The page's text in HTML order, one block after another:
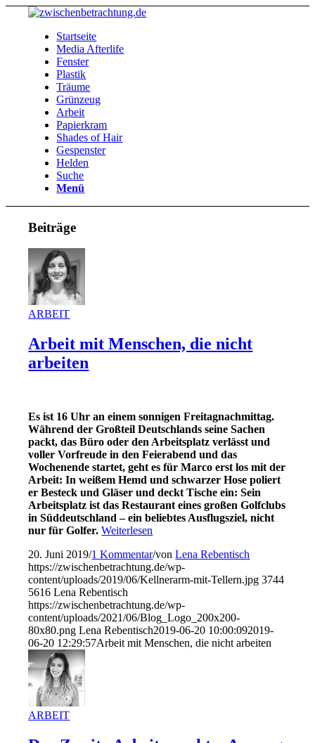
Startseite
Media Afterlife
Fenster
Plastik
Träume
Grünzeug
Arbeit
Papierkram
Shades of Hair
Gespenster
Helden
Suche
Menü
Beiträge
ARBEIT
Arbeit mit Menschen, die nicht
arbeiten
Es ist 16 Uhr an einem sonnigen Freitagnachmittag.
Während der Großteil Deutschlands seine Sachen
packt, das Büro oder den Arbeitsplatz verlässt und
voller Vorfreude in den Feierabend und das
Wochenende startet, geht es für Marco erst los mit der
Arbeit: In weißem Hemd und schwarzer Hose poliert
er Besteck und Gläser und deckt Tische ein: Sein
Arbeitsplatz ist das Restaurant eines großen Golfclubs
in Süddeutschland – ein beliebtes Ausflugsziel, nicht
nur für Golfer. Weiterlesen
20. Juni 2019/1 Kommentar/vonLena Rebentisch
https://zwischenbetrachtung.de/wp-
content/uploads/2019/06/Kellnerarm-mit-Tellern.jpg 3744
5616 Lena Rebentisch
https://zwischenbetrachtung.de/wp-
content/uploads/2021/06/Blog_Logo_200x200-
80x80.png Lena Rebentisch2019-06-20 10:00:092019-
06-20 12:29:57Arbeit mit Menschen, die nicht arbeiten
ARBEIT